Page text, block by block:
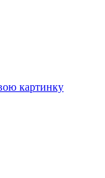
картинку